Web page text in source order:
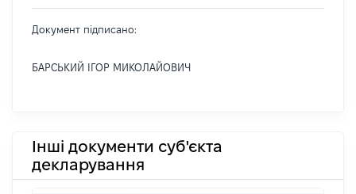
Документ підписано:
БАРСЬКИЙ ІГОР МИКОЛАЙОВИЧ
Інші документи суб'єкта
декларування